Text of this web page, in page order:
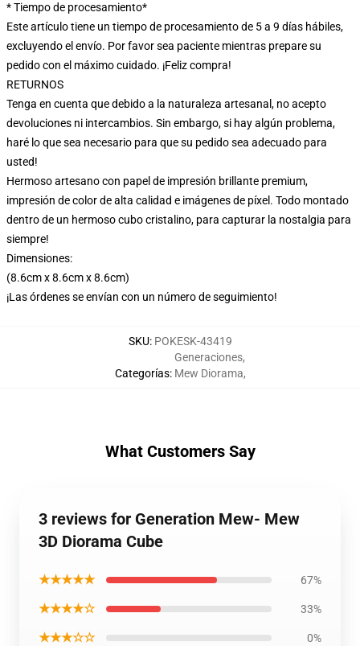
* Tiempo de procesamiento*
Este artículo tiene un tiempo de procesamiento de 5 a 9 días hábiles,
excluyendo el envío. Por favor sea paciente mientras prepare su
pedido con el máximo cuidado. ¡Feliz compra!
RETURNOS
Tenga en cuenta que debido a la naturaleza artesanal, no acepto
devoluciones ni intercambios. Sin embargo, si hay algún problema,
haré lo que sea necesario para que su pedido sea adecuado para
usted!
Hermoso artesano con papel de impresión brillante premium,
impresión de color de alta calidad e imágenes de píxel. Todo montado
dentro de un hermoso cubo cristalino, para capturar la nostalgia para
siempre!
Dimensiones:
(8.6cm x 8.6cm x 8.6cm)
¡Las órdenes se envían con un número de seguimiento!
SKU: POKESK-43419
Categorías:
Generaciones,
Mew Diorama,
What Customers Say
3 reviews for Generation Mew- Mew
3D Diorama Cube
★★★★★ 67%
★★★★☆ 33%
★★★☆☆ 0%